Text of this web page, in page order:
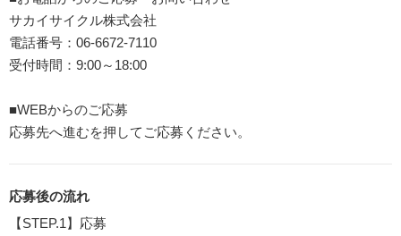
サカイサイクル株式会社
電話番号：06-6672-7110
受付時間：9:00～18:00
■WEBからのご応募
応募先へ進むを押してご応募ください。
応募後の流れ
【STEP.1】応募